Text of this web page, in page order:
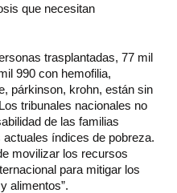
que necesitan
trasplantadas, 77 mil
990 con hemofilia,
párkinson, krohn, están sin
tribunales nacionales no
de las familias
índices de pobreza.
movilizar los recursos
para mitigar los
alimentos”.